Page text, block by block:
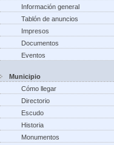
Información general
Tablón de anuncios
Impresos
Documentos
Eventos
Municipio
Cómo llegar
Directorio
Escudo
Historia
Monumentos